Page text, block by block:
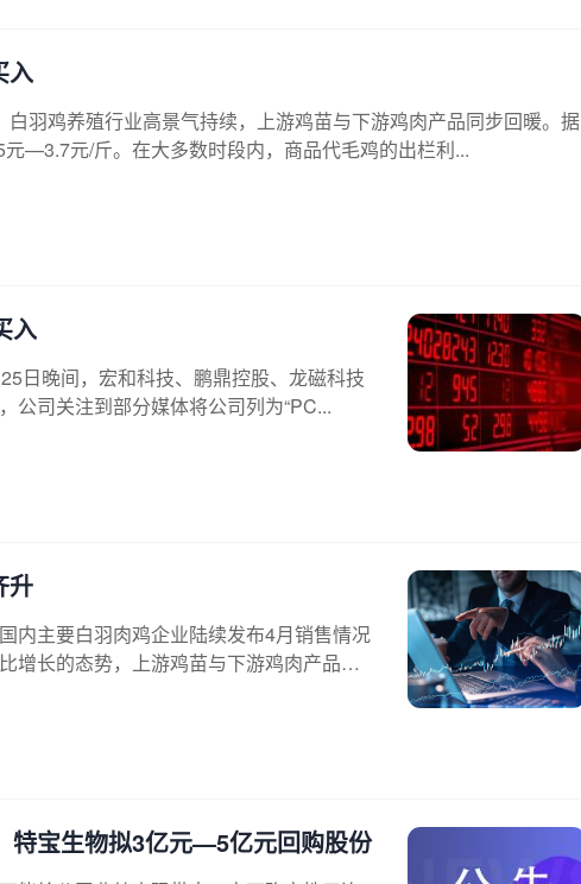
入
羽鸡养殖行业高景气持续，上游鸡苗与下游鸡肉产品同步回暖。据
—3.7元/斤。在大多数时段内，商品代毛鸡的出栏利...
入
日晚间，宏和科技、鹏鼎控股、龙磁科技
公司关注到部分媒体将公司列为“PC...
升
内主要白羽肉鸡企业陆续发布4月销售情况
增长的态势，上游鸡苗与下游鸡肉产品
特宝生物拟3亿元—5亿元回购股份